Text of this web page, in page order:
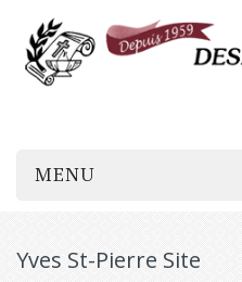
MENU
Yves St-Pierre Site